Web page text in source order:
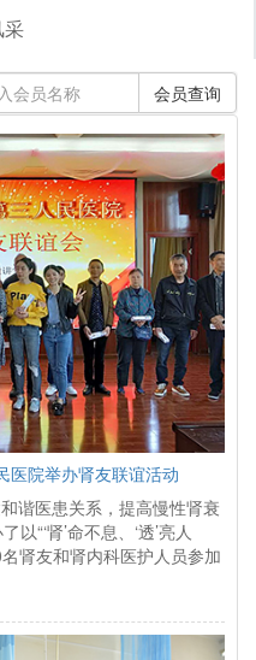
采
会员查询
医院举办肾友联谊活动
谐医患关系，提高慢性肾衰
“‘肾’命不息、‘透’亮人
肾友和肾内科医护人员参加